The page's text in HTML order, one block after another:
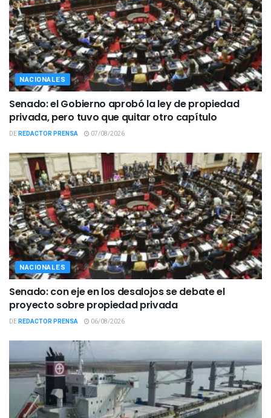
NACIONALES
Senado: el Gobierno aprobó la ley de propiedad
privada, pero tuvo que quitar otro capítulo
DEREDACTOR PRENSA 07/08/2026
NACIONALES
Senado: con eje en los desalojos se debate el
proyecto sobre propiedad privada
DEREDACTOR PRENSA 06/08/2026